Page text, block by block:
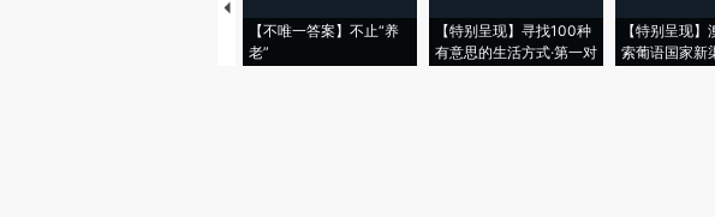
【不唯一答案】不止“养
老”
【特别呈现】寻找100种
有意思的生活方式·第一对
【特别呈现
索葡语国家新